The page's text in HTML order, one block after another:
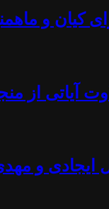
کیان و
(۸۲) - آزاد
ایجادی و